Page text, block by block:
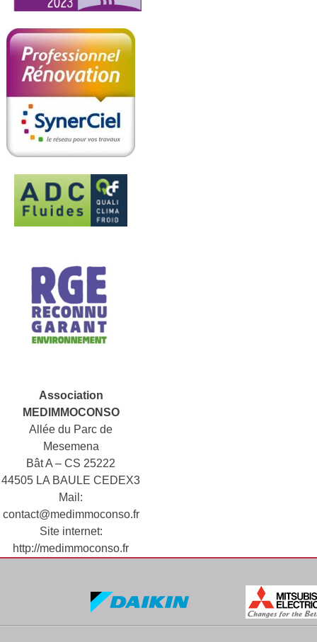
Association
MEDIMMOCONSO
Allée du Parc de
Mesemena
Bât A – CS 25222
44505 LA BAULE CEDEX3
Mail:
contact@medimmoconso.fr
Site internet:
http://medimmoconso.fr